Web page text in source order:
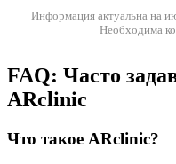
Информация актуальна на
Необходима
FAQ: Часто
ARclinic
Что такое ARclinic?